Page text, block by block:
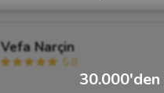
Vefa Narçin
5.0